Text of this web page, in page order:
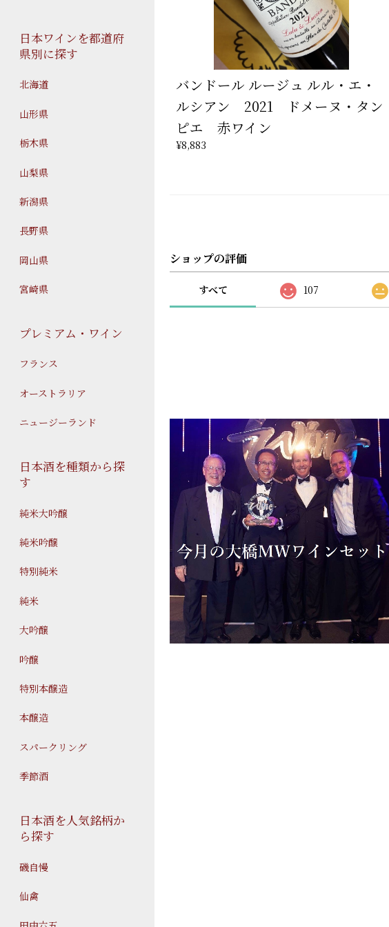
日本ワインを都道府
県別に探す
北海道
山形県
栃木県
山梨県
新潟県
長野県
岡山県
宮崎県
プレミアム・ワイン
フランス
オーストラリア
ニュージーランド
日本酒を種類から探
す
純米大吟醸
純米吟醸
特別純米
純米
大吟醸
吟醸
特別本醸造
本醸造
スパークリング
季節酒
日本酒を人気銘柄か
ら探す
磯自慢
仙禽
バンドール ルージュ ルル・エ・
ルシアン 2021 ドメーヌ・タン
ピエ 赤ワイン
¥8,883
ショップの評価
すべて 107